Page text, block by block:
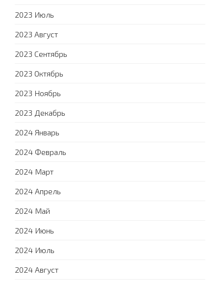
2023 Июль
2023 Август
2023 Сентябрь
2023 Октябрь
2023 Ноябрь
2023 Декабрь
2024 Январь
2024 Февраль
2024 Март
2024 Апрель
2024 Май
2024 Июнь
2024 Июль
2024 Август